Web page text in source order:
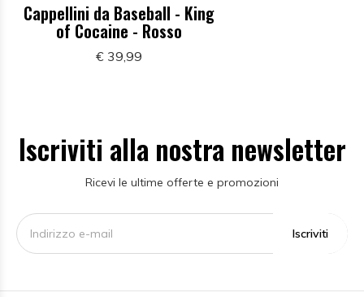
Cappellini da Baseball - King
of Cocaine - Rosso
€ 39,99
Iscriviti alla nostra newsletter
Ricevi le ultime offerte e promozioni
Iscriviti